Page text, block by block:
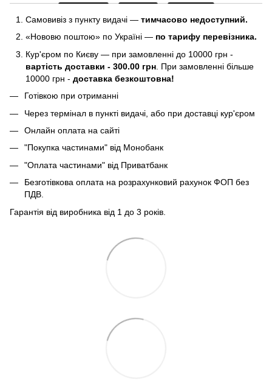
Самовивіз з пункту видачі — тимчасово недоступний.
«Нововю поштою» по Україні — по тарифу перевізника.
Кур'єром по Києву — при замовленні до 10000 грн -
вартість доставки - 300.00 грн . При замовленні більше
10000 грн - доставка безкоштовна!
Готівкою при отриманні
Через термінал в пункті видачі, або при доставці кур'єром
Онлайн оплата на сайті
"Покупка частинами" від Монобанк
"Оплата частинами" від Приватбанк
Безготівкова оплата на розрахунковий рахунок ФОП без
ПДВ.
Гарантія від виробника від 1 до 3 років.